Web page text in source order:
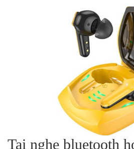
Tai nghe bluetooth